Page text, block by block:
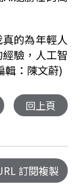
的為年輕人
驗，人工智
輯：陳文蔚)
回上頁
訂閱複製